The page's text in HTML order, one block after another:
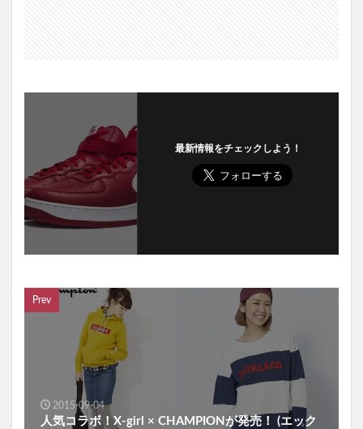
最新情報をチェックしよう！
Prev
2015-09-04
人気コラボ！X-girl × CHAMPIONが発売！ (エック